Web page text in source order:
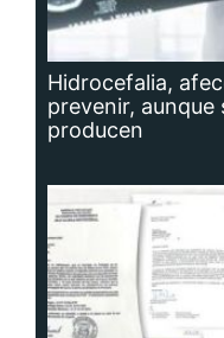
Hidrocefalia,
prevenir, aunque
producen